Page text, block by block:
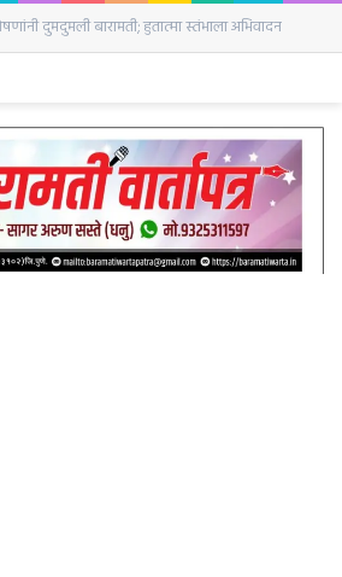
दुमदुमली बारामती; हुतात्मा स्तंभाला अभिवादन